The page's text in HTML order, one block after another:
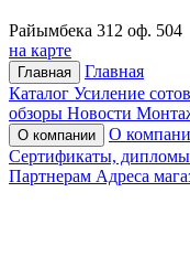
Райымбека 312 оф. 504
на карте
Главная
Главная
Каталог Усиление
обзоры Новости
О компании
О
Сертификаты, дипломы
Партнерам Адреса